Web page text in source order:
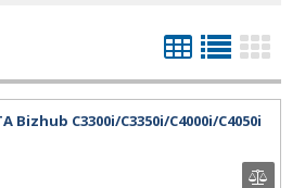
C3300i/C3350i/C4000i/C4050i